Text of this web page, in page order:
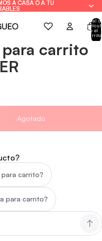
A CASA O A TU
A CASA O A TU
Total
en el
carrito:
carrito
Agotado
para carrito?
para carrito?